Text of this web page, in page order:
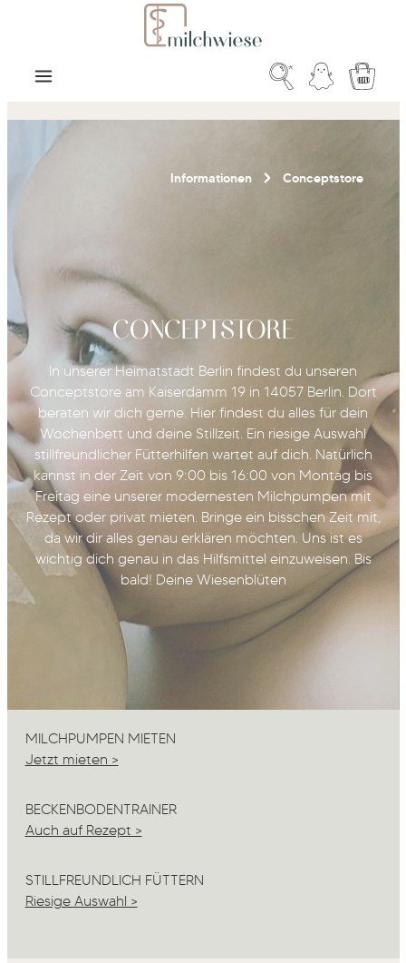
Zum Hauptinhalt springen
Informationen Conceptstore
CONCEPTSTORE
In unserer Heimatstadt Berlin findest du unseren
Conceptstore am Kaiserdamm 19 in 14057 Berlin. Dort
beraten wir dich gerne. Hier findest du alles für dein
Wochenbett und deine Stillzeit. Ein riesige Auswahl
stillfreundlicher Fütterhilfen wartet auf dich. Natürlich
kannst in der Zeit von 9:00 bis 16:00 von Montag bis
Freitag eine unserer modernesten Milchpumpen mit
Rezept oder privat mieten. Bringe ein bisschen Zeit mit,
da wir dir alles genau erklären möchten. Uns ist es
wichtig dich genau in das Hilfsmittel einzuweisen. Bis
bald! Deine Wiesenblüten
MILCHPUMPEN MIETEN
Jetzt mieten >
BECKENBODENTRAINER
Auch auf Rezept >
STILLFREUNDLICH FÜTTERN
Riesige Auswahl >